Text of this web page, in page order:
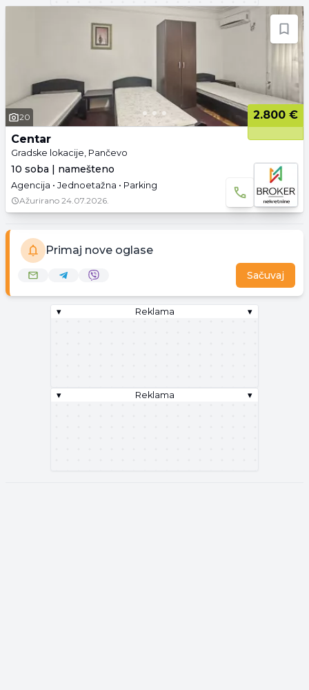
20
2.800 €
Centar
Gradske lokacije, Pančevo
10 soba | namešteno
Agencija • Jednoetažna • Parking
Ažurirano 24.07.2026.
Primaj nove oglase
Sačuvaj
▾ Reklama ▾
▾ Reklama ▾